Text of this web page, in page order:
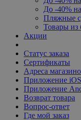
До -40%
Пляжные
Товары из
Акции
Статус заказа
Сертификаты
Адреса
Приложение iOS
Приложение
Возврат товара
Вопрос-ответ
Где мой заказ